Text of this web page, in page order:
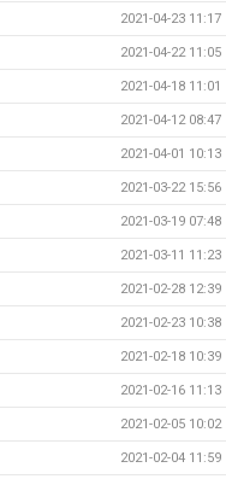
2021-04-23 11:17
2021-04-22 11:05
2021-04-18 11:01
2021-04-12 08:47
2021-04-01 10:13
2021-03-22 15:56
2021-03-19 07:48
2021-03-11 11:23
2021-02-28 12:39
2021-02-23 10:38
2021-02-18 10:39
2021-02-16 11:13
2021-02-05 10:02
2021-02-04 11:59